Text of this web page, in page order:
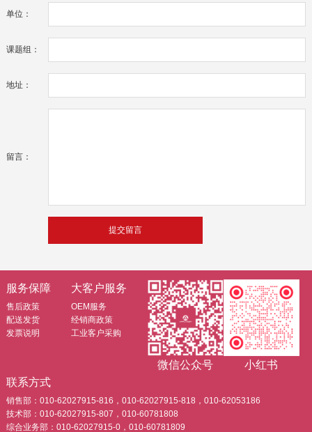
单位：
课题组：
地址：
留言：
服务保障
售后政策
配送发货
发票说明
大客户服务
OEM服务
经销商政策
工业客户采购
微信公众号
小红书
联系方式
销售部：010-62027915-816，010-62027915-818，010-62053186
技术部：010-62027915-807，010-60781808
综合业务部：010-62027915-0，010-60781809